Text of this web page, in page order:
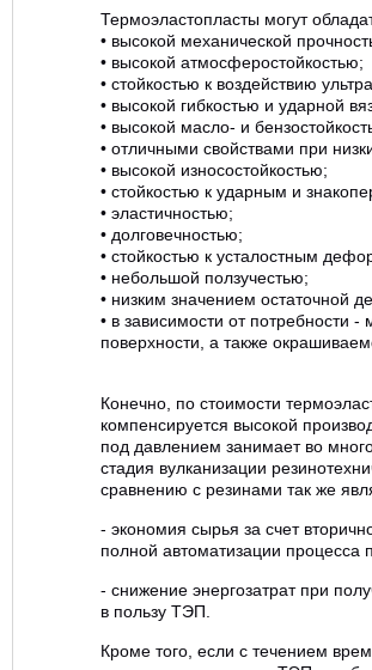
Термоэластопласты могут
• высокой механической
• высокой атмосферостойкостью;
• стойкостью к воздействию
• высокой гибкостью и ударной
• высокой масло- и
• отличными свойствами при
• высокой износостойкостью;
• стойкостью к ударным и
• эластичностью;
• долговечностью;
• стойкостью к усталостным
• небольшой ползучестью;
• низким значением остаточной
• в зависимости от потребности
поверхности, а также
Конечно, по стоимости
компенсируется высокой
под давлением занимает во
стадия вулканизации
сравнению с резинами так же
- экономия сырья за счет
полной автоматизации процесса
- снижение энергозатрат при
в пользу ТЭП.
Кроме того, если с течением